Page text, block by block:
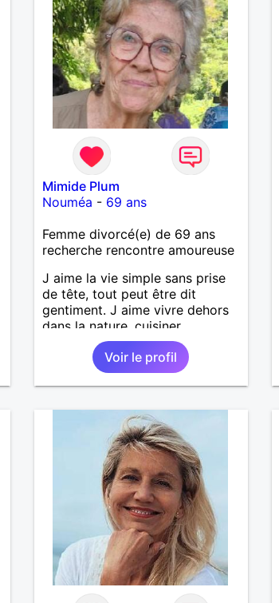
Mimide Plum
Nouméa - 69 ans
Femme divorcé(e) de 69 ans
recherche rencontre amoureuse
J aime la vie simple sans prise
de tête, tout peut être dit
gentiment. J aime vivre dehors
dans la nature, cuisiner,
randonner, camper, voyager,
découvrir, comprendre des
nouveaux trucs techniques et
sur la vie des êtres vivants. J
bois pratiquement pas d alcool,
je fume rarement, je ris souvent.
Je cherche un vrai amoureux
pour continuer à profiter de la
vie mais à deux. Je peux tout
faire toute seule, mais j en ai
marre je veux partagé et rigoler
Voir le profil